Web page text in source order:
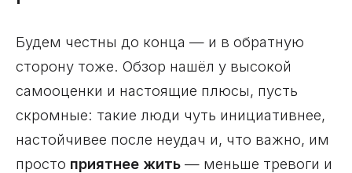
Будем честны до конца — и в обратную
сторону тоже. Обзор нашёл у высокой
самооценки и настоящие плюсы, пусть
скромные: такие люди чуть инициативнее,
настойчивее после неудач и, что важно, им
просто приятнее жить — меньше тревоги и